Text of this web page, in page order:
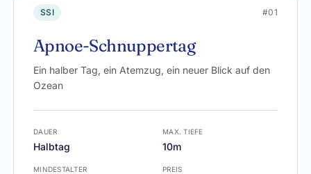
SSI #01
Apnoe-Schnuppertag
Ein halber Tag, ein Atemzug, ein neuer Blick auf den
Ozean
DAUER
Halbtag
MAX. TIEFE
10m
MINDESTALTER PREIS